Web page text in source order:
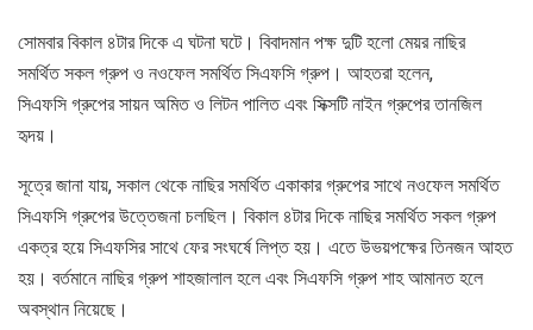
সোমবার বিকাল ৪টার দিকে এ ঘটনা ঘটে। বিবাদমান পক্ষ দুটি হলো মেয়র নাছির
সমর্থিত সকল গ্রুপ ও নওফেল সমর্থিত সিএফসি গ্রুপ। আহতরা হলেন,
সিএফসি গ্রুপের সায়ন অমিত ও লিটন পালিত এবং সিক্সটি নাইন গ্রুপের তানজিল
হৃদয়।
সূত্রে জানা যায়, সকাল থেকে নাছির সমর্থিত একাকার গ্রুপের সাথে নওফেল সমর্থিত
সিএফসি গ্রুপের উত্তেজনা চলছিল। বিকাল ৪টার দিকে নাছির সমর্থিত সকল গ্রুপ
একত্র হয়ে সিএফসির সাথে ফের সংঘর্ষে লিপ্ত হয়। এতে উভয়পক্ষের তিনজন আহত
হয়। বর্তমানে নাছির গ্রুপ শাহজালাল হলে এবং সিএফসি গ্রুপ শাহ আমানত হলে
অবস্থান নিয়েছে।